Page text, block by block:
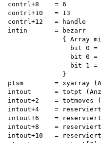
contrl+8    = 6
contrl+10   = 13
contrl+12   = handle
intin       = bezarr
{ Array
bit 0
bit 0 =
bit 1 =
              }
ptsm        = xyarray
intout      = totpt
intout+2    = totmoves
intout+4    = reserviert
intout+6    = reserviert
intout+8    = reserviert
intout+10   = reserviert